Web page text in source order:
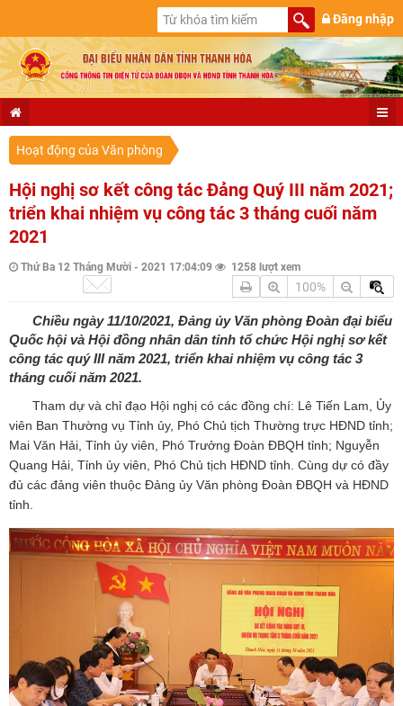
Đăng nhập
Hoạt động của Văn phòng
Hội nghị sơ kết công tác Đảng Quý III năm 2021;
triển khai nhiệm vụ công tác 3 tháng cuối năm
2021
Thứ Ba 12 Tháng Mười - 2021 17:04:09 1258 lượt xem
100%
Chiều ngày 11/10/2021, Đảng ủy Văn phòng Đoàn đại biểu
Quốc hội và Hội đồng nhân dân tỉnh tổ chức Hội nghị sơ kết
công tác quý III năm 2021, triển khai nhiệm vụ công tác 3
tháng cuối năm 2021.
Tham dự và chỉ đạo Hội nghị có các đồng chí: Lê Tiến Lam, Ủy
viên Ban Thường vụ Tỉnh ủy, Phó Chủ tịch Thường trực HĐND tỉnh;
Mai Văn Hải, Tỉnh ủy viên, Phó Trưởng Đoàn ĐBQH tỉnh; Nguyễn
Quang Hải, Tỉnh ủy viên, Phó Chủ tịch HĐND tỉnh. Cùng dự có đầy
đủ các đảng viên thuộc Đảng ủy Văn phòng Đoàn ĐBQH và HĐND
tỉnh.